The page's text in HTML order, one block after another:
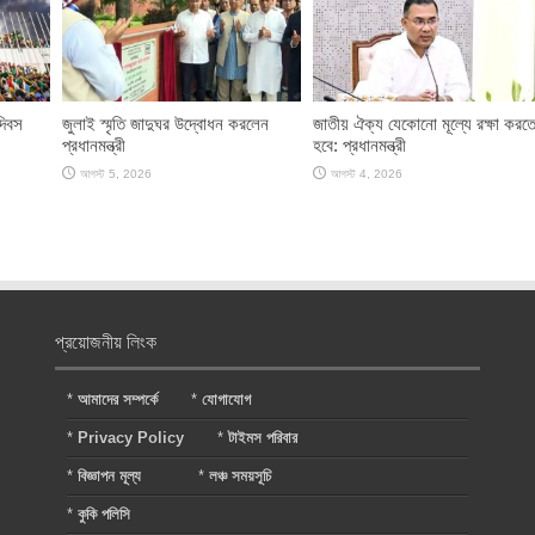
জুলাই স্মৃতি জাদুঘর উদ্বোধন করলেন
প্রধানমন্ত্রী
আগস্ট 5, 2026
জাতীয় ঐক্য যেকোনো মূল্যে রক্ষা করতে
হবে: প্রধানমন্ত্রী
আগস্ট 4, 2026
প্রয়োজনীয় লিংক
*আমাদের সম্পর্কে *যোগাযোগ
* Privacy Policy *টাইমস পরিবার
*বিজ্ঞাপন মূল্য *লঞ্চ সময়সূচি
*কুকি পলিসি